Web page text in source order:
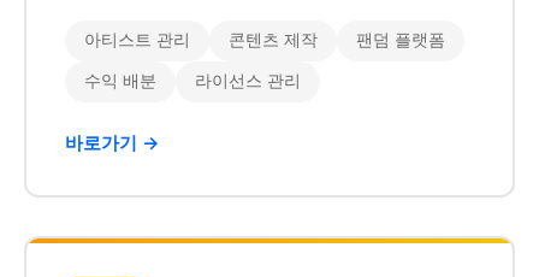
아티스트 관리 콘텐츠 제작 팬덤 플랫폼
수익 배분 라이선스 관리
바로가기 →